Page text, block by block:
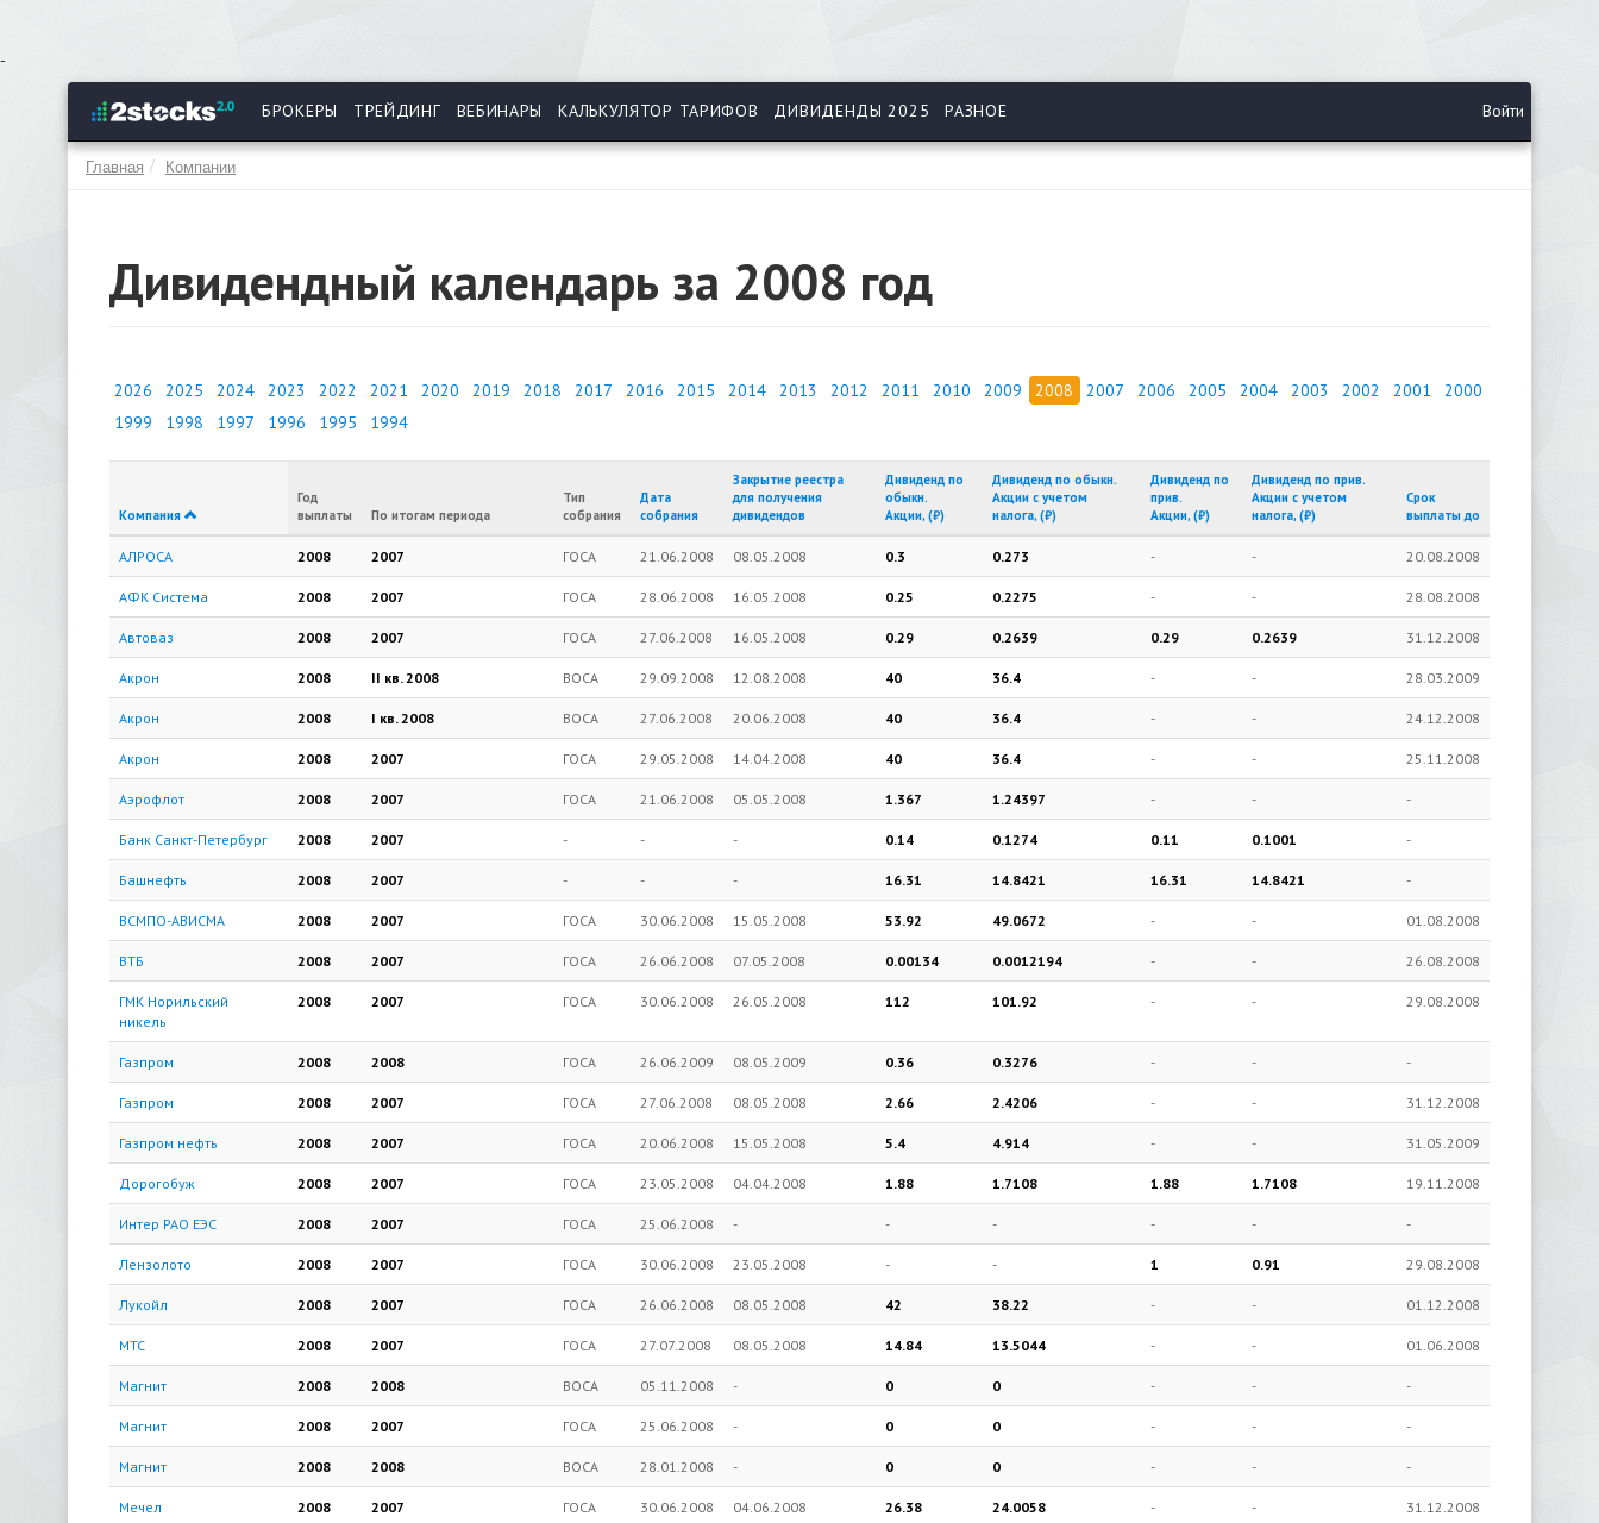
основному
содержанию
-
БРОКЕРЫ ТРЕЙДИНГ ВЕБИНАРЫ КАЛЬКУЛЯТОР ТАРИФОВ ДИВИДЕНДЫ 2025 РАЗНОЕ Войти
Главная Компании
Дивидендный календарь за 2008 год
2026 2025 2024 2023 2022 2021 2020 2019 2018 2017 2016 2015 2014 2013 2012 2011 2010 2009 2008 2007 2006 2005 2004 2003 2002 2001
2000
1999
1998 1997 1996 1995 1994
Компания
Год
выплаты
По итогам периода
Тип
собрания
Дата
собрания
Закрытие реестра
для получения
дивидендов
Дивиденд по
обыкн.
Акции, (₽)
Дивиденд по обыкн.
Акции с учетом
налога, (₽)
Дивиденд по
прив.
Акции, (₽)
Дивиденд по прив.
Акции с учетом
налога, (₽)
Срок
выплаты до
АЛРОСА 2008 2007 ГОСА 21.06.2008 08.05.2008 0.3 0.273 - - 20.08.2008
АФК Система 2008 2007 ГОСА 28.06.2008 16.05.2008 0.25 0.2275 - - 28.08.2008
Автоваз 2008 2007 ГОСА 27.06.2008 16.05.2008 0.29 0.2639 0.29 0.2639 31.12.2008
Акрон 2008 II кв.2008 ВОСА 29.09.2008 12.08.2008 40 36.4 - - 28.03.2009
Акрон 2008 I кв.2008 ВОСА 27.06.2008 20.06.2008 40 36.4 - - 24.12.2008
Акрон 2008 2007 ГОСА 29.05.2008 14.04.2008 40 36.4 - - 25.11.2008
Аэрофлот 2008 2007 ГОСА 21.06.2008 05.05.2008 1.367 1.24397 - - -
Банк Санкт-Петербург 2008 2007 - - - 0.14 0.1274 0.11 0.1001 -
Башнефть 2008 2007 - - - 16.31 14.8421 16.31 14.8421 -
ВСМПО-АВИСМА 2008 2007 ГОСА 30.06.2008 15.05.2008 53.92 49.0672 - - 01.08.2008
ВТБ 2008 2007 ГОСА 26.06.2008 07.05.2008 0.00134 0.0012194 - - 26.08.2008
ГМК Норильский
никель
2008 2007 ГОСА 30.06.2008 26.05.2008 112 101.92 - - 29.08.2008
Газпром 2008 2008 ГОСА 26.06.2009 08.05.2009 0.36 0.3276 - - -
Газпром 2008 2007 ГОСА 27.06.2008 08.05.2008 2.66 2.4206 - - 31.12.2008
Газпром нефть 2008 2007 ГОСА 20.06.2008 15.05.2008 5.4 4.914 - - 31.05.2009
Дорогобуж 2008 2007 ГОСА 23.05.2008 04.04.2008 1.88 1.7108 1.88 1.7108 19.11.2008
Интер РАО ЕЭС 2008 2007 ГОСА 25.06.2008 - - - - - -
Лензолото 2008 2007 ГОСА 30.06.2008 23.05.2008 - - 1 0.91 29.08.2008
Лукойл 2008 2007 ГОСА 26.06.2008 08.05.2008 42 38.22 - - 01.12.2008
МТС 2008 2007 ГОСА 27.07.2008 08.05.2008 14.84 13.5044 - - 01.06.2008
Магнит 2008 2008 ВОСА 05.11.2008 - 0 0 - - -
Магнит 2008 2007 ГОСА 25.06.2008 - 0 0 - - -
Магнит 2008 2008 ВОСА 28.01.2008 - 0 0 - - -
Мечел 2008 2007 ГОСА 30.06.2008 04.06.2008 26.38 24.0058 - - 31.12.2008